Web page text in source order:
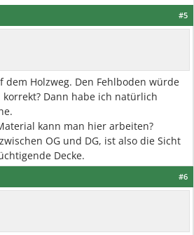
#5
dem Holzweg. Den Fehlboden würde
Dann habe ich natürlich
kann man hier arbeiten?
OG und DG, ist also die Sicht
Decke.
#6